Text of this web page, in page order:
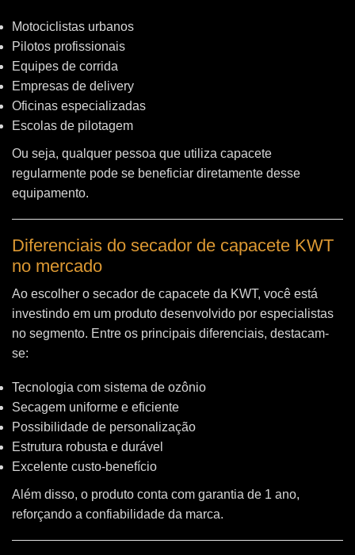
Motociclistas urbanos
Pilotos profissionais
Equipes de corrida
Empresas de delivery
Oficinas especializadas
Escolas de pilotagem
Ou seja, qualquer pessoa que utiliza capacete
regularmente pode se beneficiar diretamente desse
equipamento.
Diferenciais do secador de capacete KWT
no mercado
Ao escolher o secador de capacete da KWT, você está
investindo em um produto desenvolvido por especialistas
no segmento. Entre os principais diferenciais, destacam-
se:
Tecnologia com sistema de ozônio
Secagem uniforme e eficiente
Possibilidade de personalização
Estrutura robusta e durável
Excelente custo-benefício
Além disso, o produto conta com garantia de 1 ano,
reforçando a confiabilidade da marca.